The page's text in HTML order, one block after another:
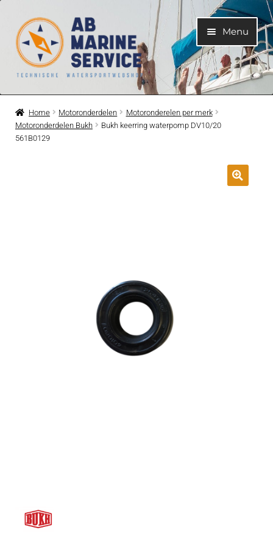
Ga
door
naar
navigatie
Ga
naar
de
inhoud
Menu
Home
Motoren
Submenu
Home Motoronderdelen
Motoronderelen per merk
Motoronderdelen Bukh
Bukh keerring waterpomp DV10/20
561B0129